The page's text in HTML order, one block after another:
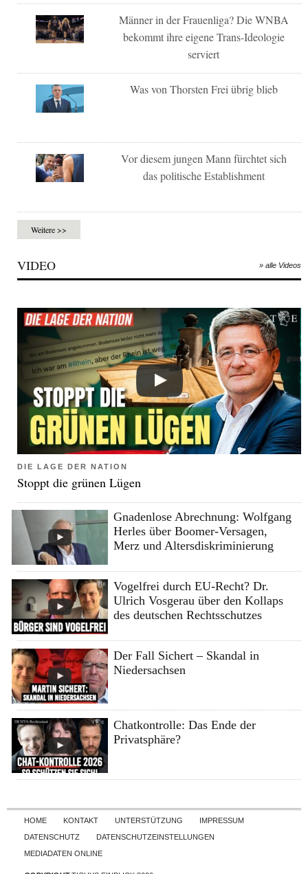
Männer in der Frauenliga? Die WNBA
bekommt ihre eigene Trans-Ideologie
serviert
Was von Thorsten Frei übrig blieb
Vor diesem jungen Mann fürchtet sich
das politische Establishment
Weitere >>
VIDEO » alle Videos
DIE LAGE DER NATION
Stoppt die grünen Lügen
Gnadenlose Abrechnung: Wolfgang
Herles über Boomer-Versagen,
Merz und Altersdiskriminierung
Vogelfrei durch EU-Recht? Dr.
Ulrich Vosgerau über den Kollaps
des deutschen Rechtsschutzes
Der Fall Sichert – Skandal in
Niedersachsen
Chatkontrolle: Das Ende der
Privatsphäre?
Skip to content
HOME KONTAKT UNTERSTÜTZUNG
IMPRESSUM
DATENSCHUTZ
DATENSCHUTZEINSTELLUNGEN
MEDIADATEN ONLINE